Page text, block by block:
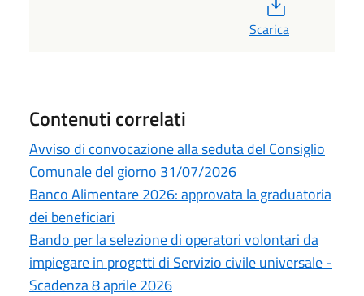
Scarica
Contenuti correlati
Avviso di convocazione alla seduta del Consiglio
Comunale del giorno 31/07/2026
Banco Alimentare 2026: approvata la graduatoria
dei beneficiari
Bando per la selezione di operatori volontari da
impiegare in progetti di Servizio civile universale -
Scadenza 8 aprile 2026